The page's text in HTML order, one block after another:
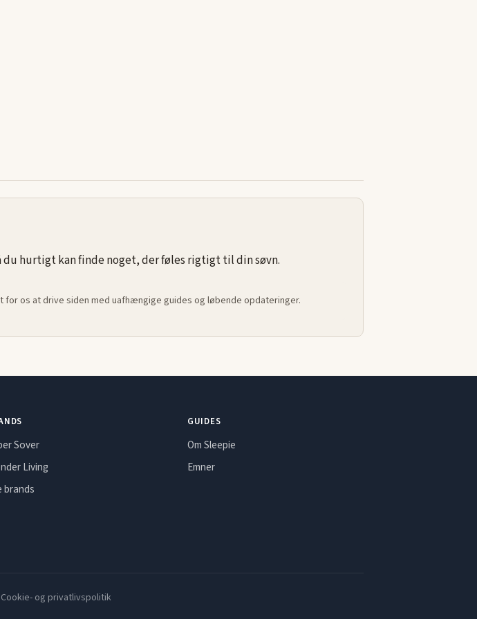
hurtigt kan finde noget, der føles rigtigt til din søvn.
os at drive siden med uafhængige guides og løbende opdateringer.
Sover
Living
brands
GUIDES
Om Sleepie
Emner
Cookie- og privatlivspolitik